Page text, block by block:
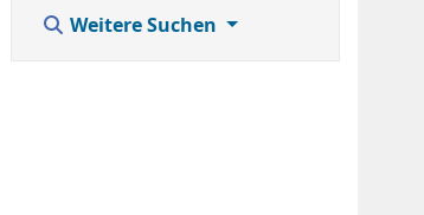
Weitere Suchen